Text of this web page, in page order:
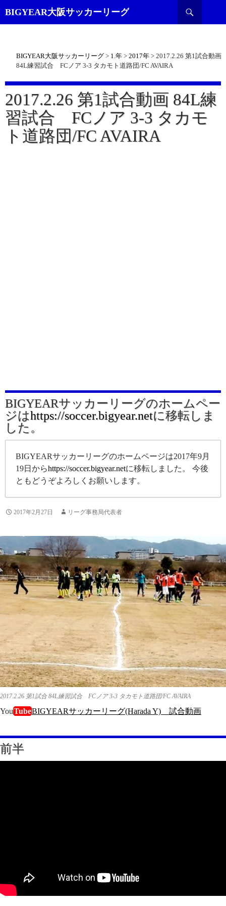
BIGYEAR大阪サッカーリーグ
索
BIGYEAR大阪サッカーリーグ > 1.年 > 2017年 > 2017.2.26 第1試合動画
84L練習試合 FCノア 3-3 タカモト道路団/FC AVAIRA
2017.2.26 第1試合動画 84L練
習試合 FCノア 3-3 タカモ
ト道路団/FC AVAIRA
BIGYEARサッカーリーグのホームペー
ジはhttps://soccer.bigyear.netに移転しま
した。
BIGYEARサッカーリーグのホームページは2017年9月
19日からhttps://soccer.bigyear.netに移転しました。 今後
ともどうぞよろしくお願いします。
2017年2月27日 リーグ事務局代表者
2017.2.26 第1試合 84L練習試合 FCノア 3-3 タカモト道路団/FC AVAIRA
YouTubeBIGYEARサッカーリーグ(Harada Y) 試合動画
前半